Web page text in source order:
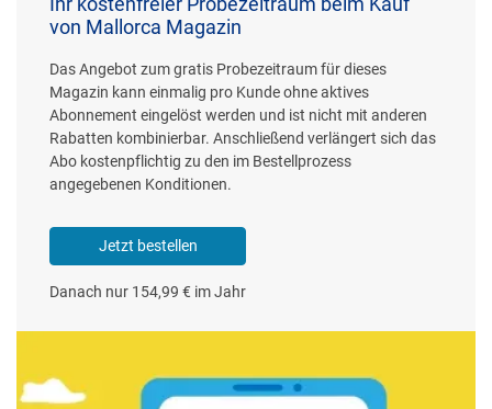
von Mallorca Magazin
Das Angebot zum gratis Probezeitraum für dieses
Magazin kann einmalig pro Kunde ohne aktives
Abonnement eingelöst werden und ist nicht mit anderen
Rabatten kombinierbar. Anschließend verlängert sich das
Abo kostenpflichtig zu den im Bestellprozess
angegebenen Konditionen.
Jetzt bestellen
Danach nur 154,99 € im Jahr